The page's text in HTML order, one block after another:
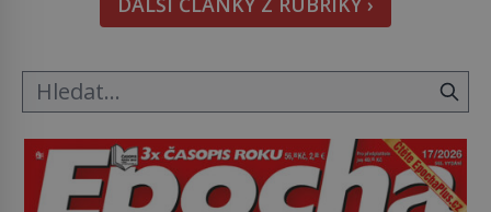
smaženého lilku? První hasičský sbor se
v Istanbulu objevuje v roce 1714 a […]